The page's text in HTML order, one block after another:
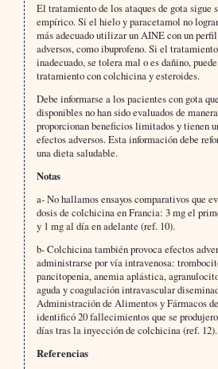
El tratamiento de los ataques de gota sigue
empírico. Si el hielo y paracetamol no
más adecuado utilizar un AINE con un
adversos, como ibuprofeno. Si el
inadecuado, se tolera mal o es dañino,
tratamiento con colchicina y esteroides.
Debe informarse a los pacientes con gota
disponibles no han sido evaluados de
proporcionan beneficios limitados y tienen
efectos adversos. Esta información debe
una dieta saludable.
Notas
a- No hallamos ensayos comparativos que
dosis de colchicina en Francia: 3 mg el
y 1 mg al día en adelante (ref. 10).
b- Colchicina también provoca efectos
administrarse por vía intravenosa:
pancitopenia, anemia aplástica,
aguda y coagulación intravascular
Administración de Alimentos y Fármacos
identificó 20 fallecimientos que se
días tras la inyección de colchicina (ref. 12).
Referencias